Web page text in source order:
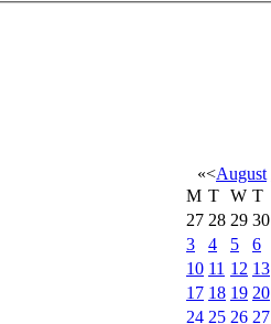
«<August
M T W T
27 28 29 30
3
4 5 6
10 11 12 13
17 18 19 20
24 25 26 27